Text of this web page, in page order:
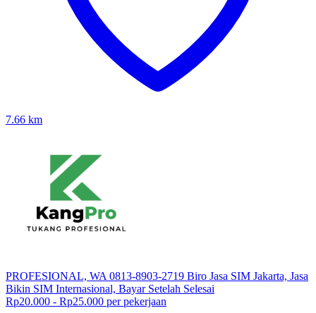
7.66 km
PROFESIONAL, WA 0813-8903-2719 Biro Jasa SIM Jakarta, Jasa
Bikin SIM Internasional, Bayar Setelah Selesai
Rp20.000 - Rp25.000 per pekerjaan